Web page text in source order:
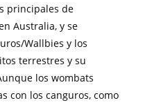
principales de
Australia, y se
Wallbies y los
terrestres y su
los wombats
con los canguros, como